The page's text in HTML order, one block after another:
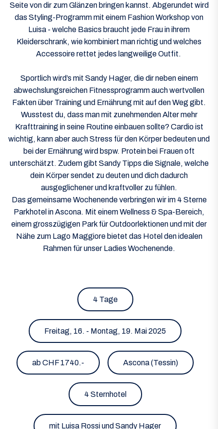
Seite von dir zum Glänzen bringen kannst. Abgerundet wird
das Styling-Programm mit einem Fashion Workshop von
Luisa - welche Basics braucht jede Frau in ihrem
Kleiderschrank, wie kombiniert man richtig und welches
Accessoire rettet jedes langweilige Outfit.
Sportlich wird’s mit Sandy Hager, die dir neben einem
abwechslungsreichen Fitnessprogramm auch wertvollen
Fakten über Training und Ernährung mit auf den Weg gibt.
Wusstest du, dass man mit zunehmenden Alter mehr
Krafttraining in seine Routine einbauen sollte? Cardio ist
wichtig, kann aber auch Stress für den Körper bedeuten und
bei der Ernährung wird bspw. Protein bei Frauen oft
unterschätzt. Zudem gibt Sandy Tipps die Signale, welche
dein Körper sendet zu deuten und dich dadurch
ausgeglichener und kraftvoller zu fühlen.
Das gemeinsame Wochenende verbringen wir im 4 Sterne
Parkhotel in Ascona. Mit einem Wellness & Spa-Bereich,
einem grosszügigen Park für Outdoorlektionen und mit der
Nähe zum Lago Maggiore bietet das Hotel den idealen
Rahmen für unser Ladies Wochenende.
4 Tage
Freitag, 16. - Montag, 19. Mai 2025
ab CHF 1740.- Ascona (Tessin)
4 Sternhotel
mit Luisa Rossi und Sandy Hager